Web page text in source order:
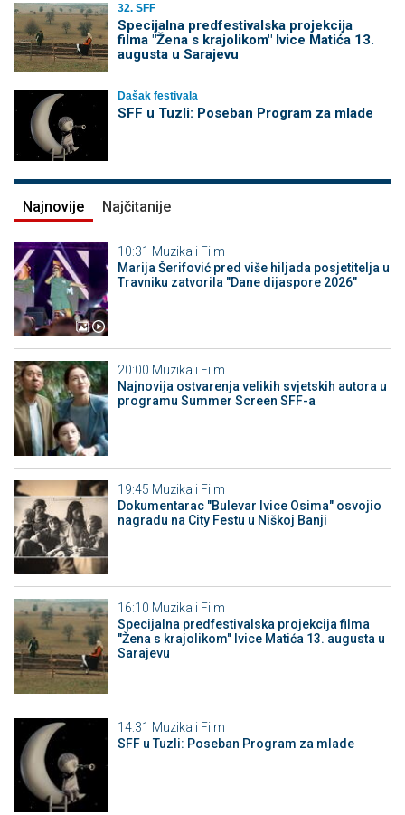
32. SFF
Specijalna predfestivalska projekcija
filma "Žena s krajolikom" Ivice Matića 13.
augusta u Sarajevu
Dašak festivala
SFF u Tuzli: Poseban Program za mlade
Najnovije Najčitanije
10:31 Muzika i Film
Marija Šerifović pred više hiljada posjetitelja u
Travniku zatvorila "Dane dijaspore 2026"
20:00 Muzika i Film
Najnovija ostvarenja velikih svjetskih autora u
programu Summer Screen SFF-a
19:45 Muzika i Film
Dokumentarac "Bulevar Ivice Osima" osvojio
nagradu na City Festu u Niškoj Banji
16:10 Muzika i Film
Specijalna predfestivalska projekcija filma
"Žena s krajolikom" Ivice Matića 13. augusta u
Sarajevu
14:31 Muzika i Film
SFF u Tuzli: Poseban Program za mlade